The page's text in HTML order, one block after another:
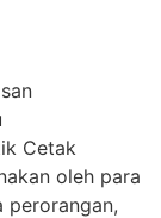
Cetak
oleh para
perorangan,